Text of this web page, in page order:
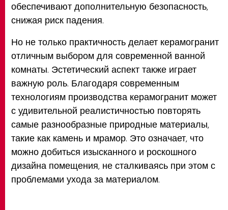
обеспечивают дополнительную безопасность,
снижая риск падения.
Но не только практичность делает керамогранит
отличным выбором для современной ванной
комнаты. Эстетический аспект также играет
важную роль. Благодаря современным
технологиям производства керамогранит может
с удивительной реалистичностью повторять
самые разнообразные природные материалы,
такие как камень и мрамор. Это означает, что
можно добиться изысканного и роскошного
дизайна помещения, не сталкиваясь при этом с
проблемами ухода за материалом.